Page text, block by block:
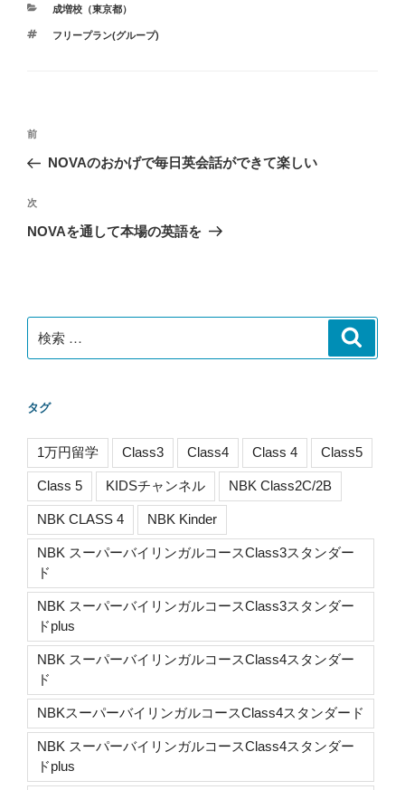
カ
ゴ
成増校（東京都）
タ
フリープラン(グループ)
投
ナ
ビ
ゲ
ン
過
去
投
前
NOVAのおかげで毎日英会話ができて楽しい
次
の
次
NOVAを通して本場の英語を
索:
タグ
1万円留学 Class3 Class4 Class 4 Class5
Class 5 KIDSチャンネル NBK Class2C/2B
NBK CLASS 4 NBK Kinder
NBK スーパーバイリンガルコースClass3スタンダー
ド
NBK スーパーバイリンガルコースClass3スタンダー
ドplus
NBK スーパーバイリンガルコースClass4スタンダー
ド
NBKスーパーバイリンガルコースClass4スタンダード
NBK スーパーバイリンガルコースClass4スタンダー
ドplus